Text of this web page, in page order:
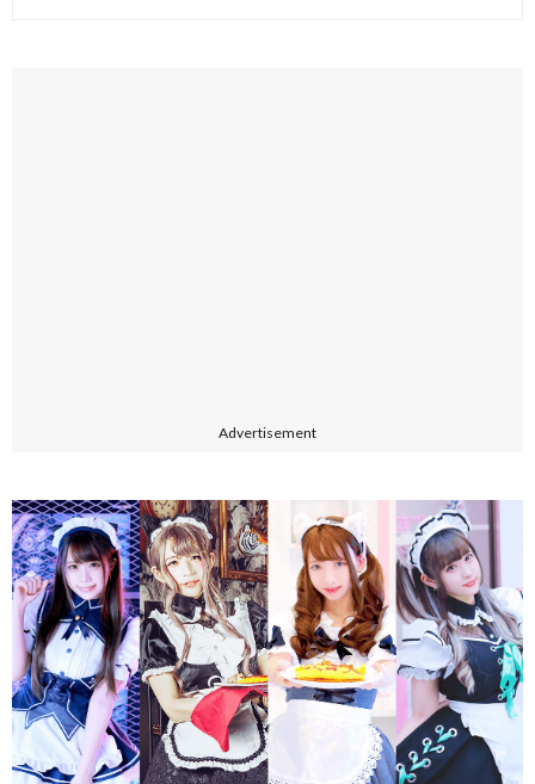
Advertisement